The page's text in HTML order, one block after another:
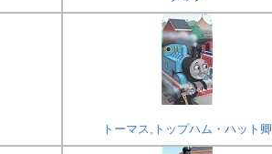
トーマス,トップハム・ハット卿